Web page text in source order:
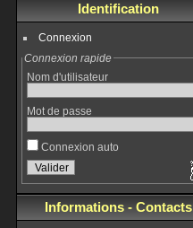
Identification
Connexion
Connexion rapide
Nom d'utilisateur
Mot de passe
Connexion auto
Informations - Contacts